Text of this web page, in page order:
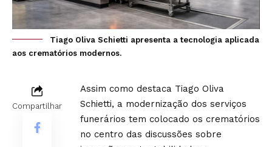
Tiago Oliva Schietti apresenta a tecnologia aplicada
aos crematórios modernos.
Compartilhar
Assim como destaca Tiago Oliva
Schietti, a modernização dos serviços
funerários tem colocado os crematórios
no centro das discussões sobre